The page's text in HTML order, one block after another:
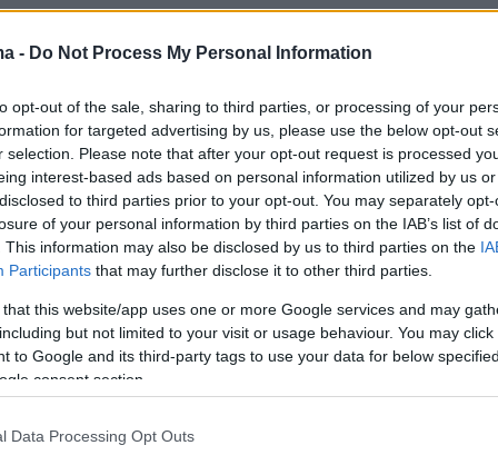
- Do Not Process My Personal Information
opt-out of the sale, sharing to third parties, or processing of your
for targeted advertising by us, please use the below opt-out
selection. Please note that after your opt-out request is processed
interest-based ads based on personal information utilized by us
to third parties prior to your opt-out. You may separately
of your personal information by third parties on the IAB’s list of
This information may also be disclosed by us to third parties on the
Participants that may further disclose it to other third parties.
that this website/app uses one or more Google services and may
but not limited to your visit or usage behaviour. You may
to Google and its third-party tags to use your data for below
consent section.
Data Processing Opt Outs
το Σάββατο - Ποιες περιοχές θα
των Bulgari: Αναβιώνουν το πρώτο
οικογένειας, στην Παραμυθιά
7 ετών και μας έβλεπε γυμνούς από
ήμασταν πολύ ανοιχτοί στο κομμάτι γύμνιας
ο Δημήτρης Μακαλιάς